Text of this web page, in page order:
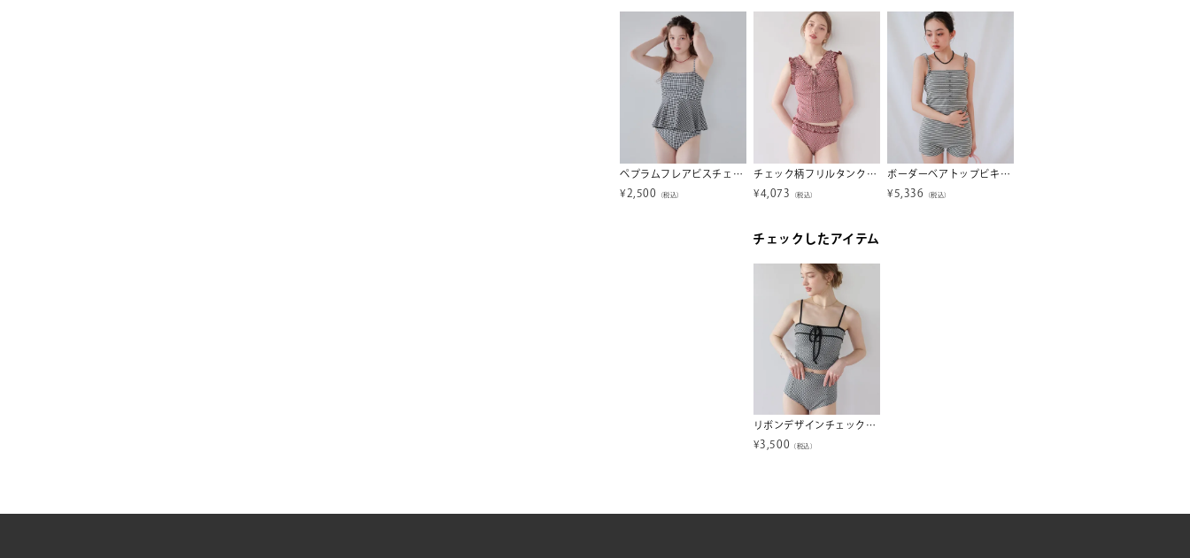
ペプラムフレアビスチェビキニ/水着【SEADRESS シードレス】【メール便可／100】
¥ 2,500 （税込）
チェック柄フリルタンクトップビキニ/水着【SEADRESS シードレス】
¥4,073 （税込）
ボーダーベアトップビキニ/水着【miette ミエット】【メール便可／100】
¥ 5,336 （税込）
チェックしたアイテム
リボンデザインチェックジャガードビキニ/水着【SEADRESS シードレス】【メール便可／100】
¥3,500 （税込）